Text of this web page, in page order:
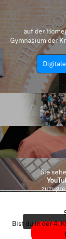
auf der
Gymnasium der
Sie
Bist du in der 4.